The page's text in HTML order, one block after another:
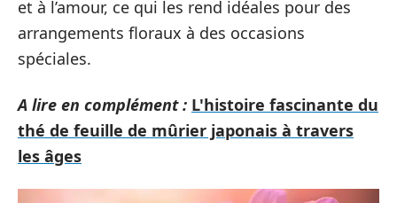
et à l’amour, ce qui les rend idéales pour des
arrangements floraux à des occasions
spéciales.
A lire en complément : L'histoire fascinante du
thé de feuille de mûrier japonais à travers
les âges